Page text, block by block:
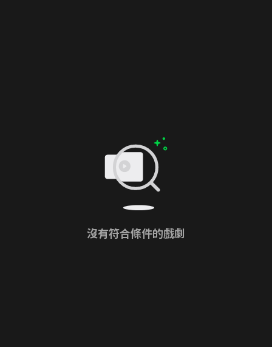
沒有符合條件的戲劇